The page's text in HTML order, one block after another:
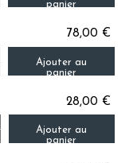
panier
78,00 €
Ajouter au
panier
28,00 €
Ajouter au
panier